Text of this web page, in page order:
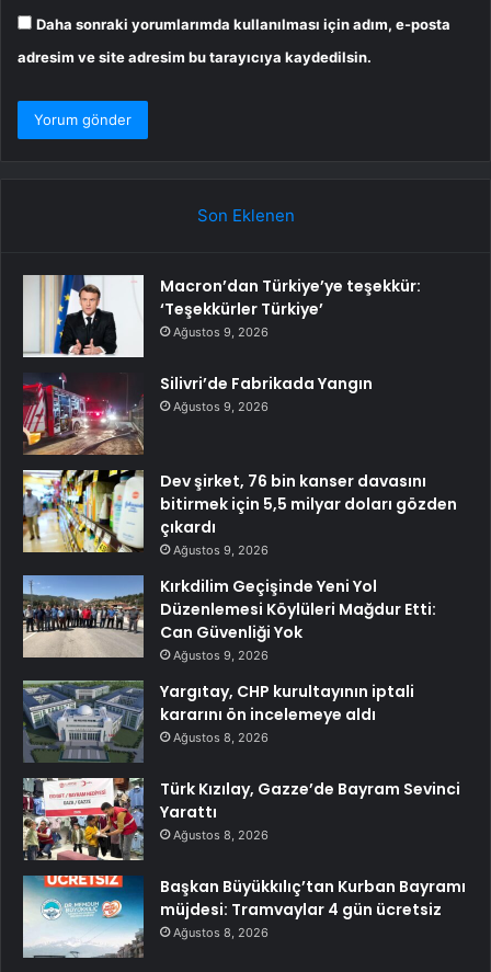
Daha sonraki yorumlarımda kullanılması için adım, e-posta
adresim ve site adresim bu tarayıcıya kaydedilsin.
Son Eklenen
Macron’dan Türkiye’ye teşekkür:
‘Teşekkürler Türkiye’
Ağustos 9, 2026
Silivri’de Fabrikada Yangın
Ağustos 9, 2026
Dev şirket, 76 bin kanser davasını
bitirmek için 5,5 milyar doları gözden
çıkardı
Ağustos 9, 2026
Kırkdilim Geçişinde Yeni Yol
Düzenlemesi Köylüleri Mağdur Etti:
Can Güvenliği Yok
Ağustos 9, 2026
Yargıtay, CHP kurultayının iptali
kararını ön incelemeye aldı
Ağustos 8, 2026
Türk Kızılay, Gazze’de Bayram Sevinci
Yarattı
Ağustos 8, 2026
Başkan Büyükkılıç’tan Kurban Bayramı
müjdesi: Tramvaylar 4 gün ücretsiz
Ağustos 8, 2026